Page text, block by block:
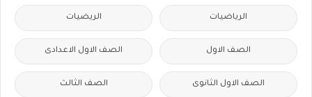
الرياضيات الريضيات
الصف الاول الصف الاول الاعدادى
الصف الاول الثانوى الصف الثالث